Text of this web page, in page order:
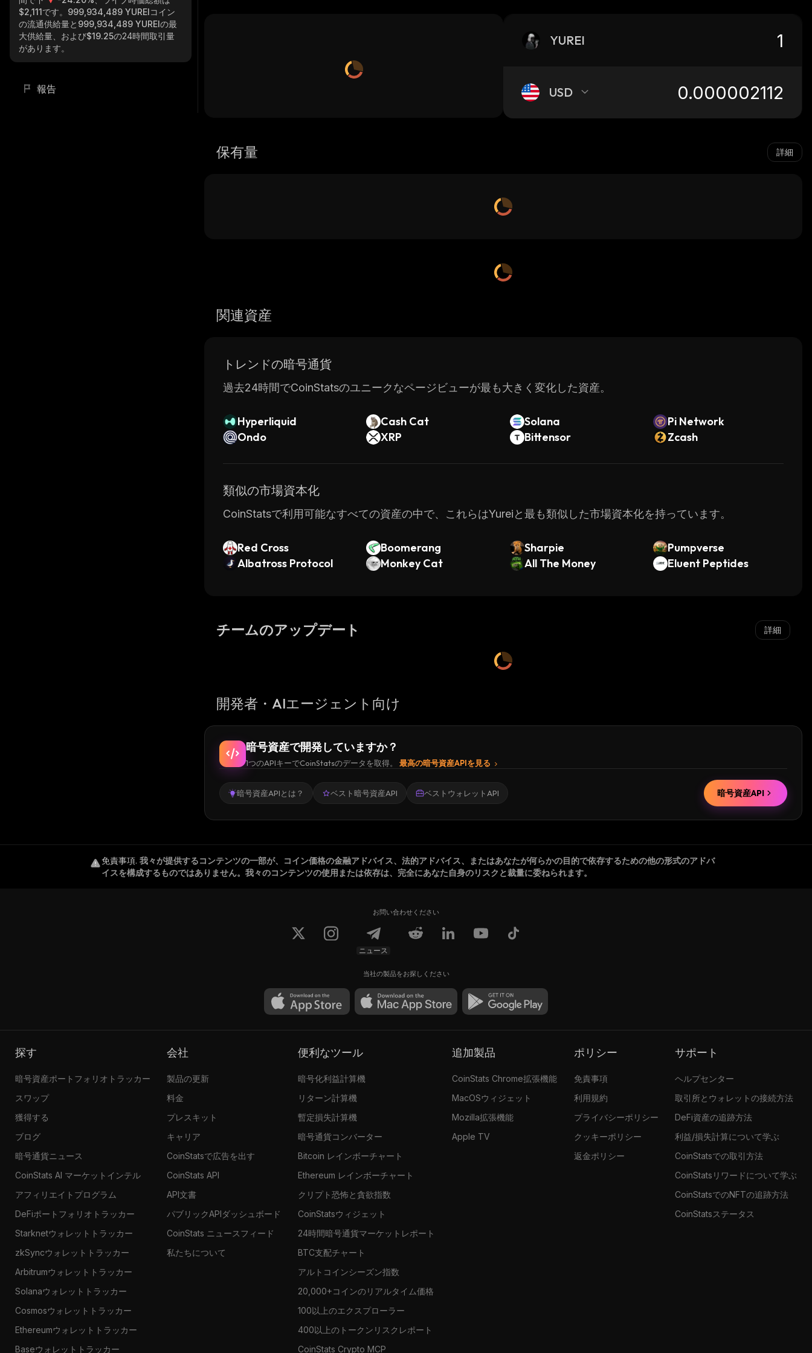
$2,111です。 999,934,489 YUREIコイン
の流通供給量と 999,934,489 YUREIの最
大供給量、および$19.25の24時間取引量
があります。
報告
YUREI
USD
保有量 詳細
関連資産
トレンドの暗号通貨
過去24時間でCoinStatsのユニークなページビューが最も大きく変化した資産。
Hyperliquid Cash Cat Solana
Pi Network
Ondo
XRP Bittensor Zcash
類似の市場資本化
CoinStatsで利用可能なすべての資産の中で、これらはYureiと最も類似した市場資本化を持っています。
Red Cross Boomerang Sharpie
Pumpverse
Albatross Protocol
Monkey Cat All The Money Eluent Peptides
チームのアップデート 詳細
開発者・AIエージェント向け
暗号資産で開発していますか？
1つのAPIキーでCoinStatsのデータを取得。 最高の暗号資産APIを見る
暗号資産APIとは？ ベスト暗号資産API ベストウォレットAPI 暗号資産API
免責事項. 我々が提供するコンテンツの一部が、コイン価格の金融アドバイス、法的アドバイス、またはあなたが何らかの目的で依存するための他の形式のアドバ
イスを構成するものではありません。我々のコンテンツの使用または依存は、完全にあなた自身のリスクと裁量に委ねられます。
お問い合わせください
ニュース
当社の製品をお探しください
探す
暗号資産ポートフォリオトラッカー
スワップ
獲得する
ブログ
暗号通貨ニュース
CoinStats AI マーケットインテル
アフィリエイトプログラム
DeFiポートフォリオトラッカー
Starknetウォレットトラッカー
zkSyncウォレットトラッカー
Arbitrumウォレットトラッカー
Solanaウォレットトラッカー
Cosmosウォレットトラッカー
Ethereumウォレットトラッカー
Baseウォレットトラッカー
会社
製品の更新
料金
プレスキット
キャリア
CoinStatsで広告を出す
CoinStats API
API文書
パブリックAPIダッシュボード
CoinStats ニュースフィード
私たちについて
便利なツール
暗号化利益計算機
リターン計算機
暫定損失計算機
暗号通貨コンバーター
Bitcoin レインボーチャート
Ethereum レインボーチャート
クリプト恐怖と貪欲指数
CoinStatsウィジェット
24時間暗号通貨マーケットレポート
BTC支配チャート
アルトコインシーズン指数
20,000+コインのリアルタイム価格
100以上のエクスプローラー
400以上のトークンリスクレポート
CoinStats Crypto MCP
追加製品
CoinStats Chrome拡張機能
MacOSウィジェット
Mozilla拡張機能
Apple TV
ポリシー
免責事項
利用規約
プライバシーポリシー
クッキーポリシー
返金ポリシー
サポート
ヘルプセンター
取引所とウォレットの接続方法
DeFi資産の追跡方法
利益/損失計算について学ぶ
CoinStatsでの取引方法
CoinStatsリワードについて学ぶ
CoinStatsでのNFTの追跡方法
CoinStatsステータス